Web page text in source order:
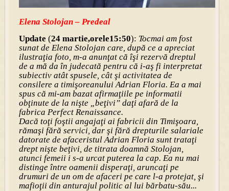
Elena Stolojan – Predeal
Update (24 martie,orele15:50): Tocmai am fost
sunat de Elena Stolojan care, după ce a apreciat
ilustraţia foto, m-a anunţat că îşi rezervă dreptul
de a mă da în judecată pentru că i-aş fi interpretat
subiectiv atât spusele, cât şi activitatea de
consilere a timişoreanului Adrian Floria. Ea a mai
spus că mi-am bazat afirmaţiile pe informatii
obţinute de la nişte „beţivi” daţi afară de la
fabrica Perfect Renaissance.
Dacă toţi foştii angajaţi ai fabricii din Timişoara,
rămaşi fără servici, dar şi fără drepturile salariale
datorate de afaceristul Adrian Floria sunt trataţi
drept nişte beţivi, de titrata doamnă Stolojan,
atunci femeii i s-a urcat puterea la cap. Ea nu mai
distinge între oamenii disperaţi, aruncaţi pe
drumuri de un om de afaceri pe care l-a protejat, şi
mafioţii din anturajul politic al lui bărbatu-său...